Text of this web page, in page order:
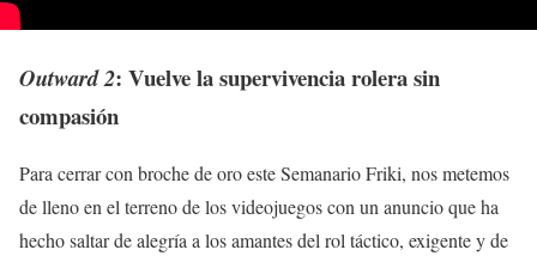
Outward 2: Vuelve la supervivencia rolera sin
compasión
Para cerrar con broche de oro este Semanario Friki, nos metemos
de lleno en el terreno de los videojuegos con un anuncio que ha
hecho saltar de alegría a los amantes del rol táctico, exigente y de